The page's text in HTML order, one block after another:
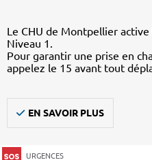
Le CHU de Montpellier
Niveau 1.
Pour garantir une prise en
appelez le 15 avant tout
EN SAVOIR PLUS
URGENCES